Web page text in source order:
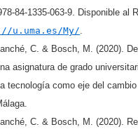
84-1335-063-9. Disponible al
u.uma.es/My/.
C. & Bosch, M. (2020).
asignatura de grado
tecnología como eje del
C. & Bosch, M. (2020).